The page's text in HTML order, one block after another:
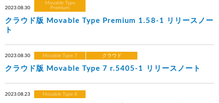
2023.08.30
Movable Type
Premium
クラウド版 Movable Type Premium 1.58-1 リリースノー
ト
2023.08.30 Movable Type 7 クラウド
クラウド版 Movable Type 7 r.5405-1 リリースノート
2023.08.23 Movable Type 8